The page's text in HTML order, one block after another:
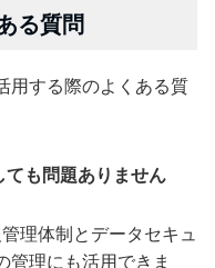
る質問
用する際のよくある質
も問題ありません
理体制とデータセキュ
管理にも活用できま